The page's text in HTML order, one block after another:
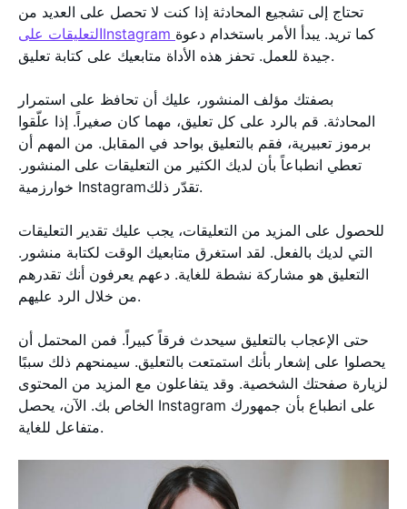
تحتاج إلى تشجيع المحادثة إذا كنت لا تحصل على العديد من
التعليقات علىInstagram كما تريد. يبدأ الأمر باستخدام دعوة
جيدة للعمل. تحفز هذه الأداة متابعيك على كتابة تعليق.
بصفتك مؤلف المنشور، عليك أن تحافظ على استمرار
المحادثة. قم بالرد على كل تعليق، مهما كان صغيراً. إذا علّقوا
برموز تعبيرية، فقم بالتعليق بواحد في المقابل. من المهم أن
تعطي انطباعاً بأن لديك الكثير من التعليقات على المنشور.
خوارزمية Instagramتقدّر ذلك.
للحصول على المزيد من التعليقات، يجب عليك تقدير التعليقات
التي لديك بالفعل. لقد استغرق متابعيك الوقت لكتابة منشور.
التعليق هو مشاركة نشطة للغاية. دعهم يعرفون أنك تقدرهم
من خلال الرد عليهم.
حتى الإعجاب بالتعليق سيحدث فرقاً كبيراً. فمن المحتمل أن
يحصلوا على إشعار بأنك استمتعت بالتعليق. سيمنحهم ذلك سببًا
لزيارة صفحتك الشخصية. وقد يتفاعلون مع المزيد من المحتوى
الخاص بك. الآن، يحصل Instagram على انطباع بأن جمهورك
متفاعل للغاية.